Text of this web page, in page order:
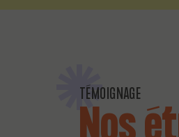
TÉMOIGNAGE